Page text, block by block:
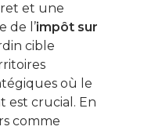
et une
de l’impôt sur
cible
où le
est crucial. En
comme